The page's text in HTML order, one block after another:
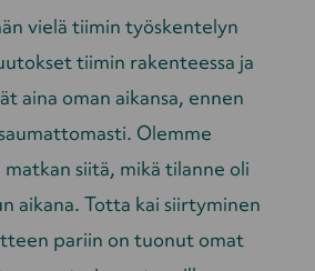
vielä tiimin työskentelyn
tiimin rakenteessa ja
aina oman aikansa, ennen
Olemme
siitä, mikä tilanne oli
aikana. Totta kai siirtyminen
pariin on tuonut omat